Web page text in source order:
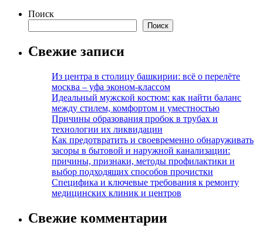
Поиск
Поиск
Свежие записи
Из центра в столицу башкирии: всё о перелёте
москва – уфа эконом-классом
Идеальный мужской костюм: как найти баланс
между стилем, комфортом и уместностью
Причины образования пробок в трубах и
технологии их ликвидации
Как предотвратить и своевременно обнаруживать
засоры в бытовой и наружной канализации:
причины, признаки, методы профилактики и
выбор подходящих способов прочистки
Специфика и ключевые требования к ремонту
медицинских клиник и центров
Свежие комментарии